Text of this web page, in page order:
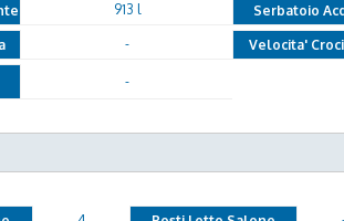
913 l Serbatoio
-
Velocita'
-